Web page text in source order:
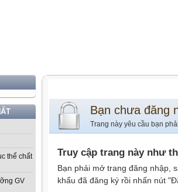
thể chất
GV
Bạn chưa đăng
Trang này yêu cầu bạn
Truy cập trang này như
Bạn phải mở trang đăng nhập,
khẩu đã đăng ký rồi nhấn nút